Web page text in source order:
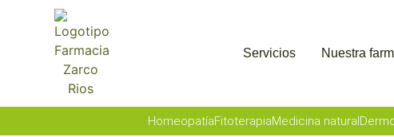
Servicios Nuestra
HomeopatíaFitoterapiaMedicina natural